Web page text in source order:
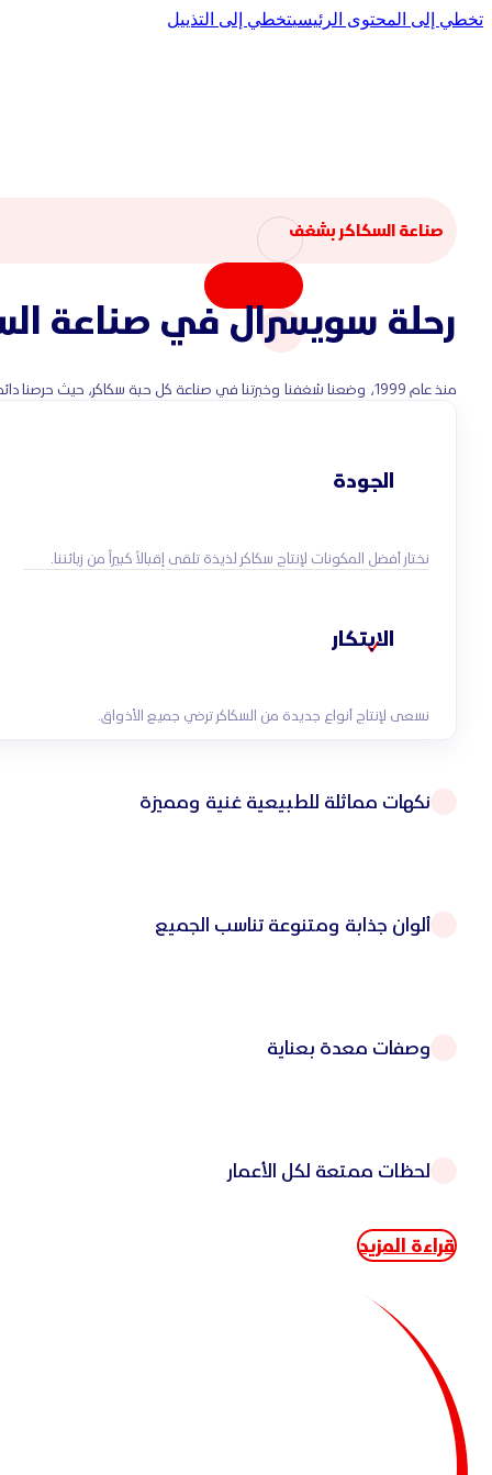
تخطي إلى المحتوى الرئيسيتخطي إلى التذييل
صناعة السكاكر بشغف
رحلة سويسرال في صناعة
منذ عام 1999، وضعنا شغفنا وخبرتنا في صناعة كل حبة سكاكر، حيث حرصنا دائماً على تقديم تصنيع منتجاتنا من خلال اختيار المكونات بعناية.
الجودة
نختار أفضل المكونات لإنتاج سكاكر لذيذة تلقى إقبالاً كبيراً من زبائننا.
الابتكار
نسعى لإنتاج أنواع جديدة من السكاكر ترضي جميع الأذواق.
نكهات مماثلة للطبيعية غنية ومميزة
ألوان جذابة ومتنوعة تناسب الجميع
وصفات معدة بعناية
لحظات ممتعة لكل الأعمار
قراءة المزيد